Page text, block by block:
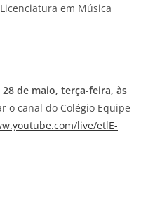
em Música
28 de maio, terça-feira, às
o canal do Colégio Equipe
live/etlE-